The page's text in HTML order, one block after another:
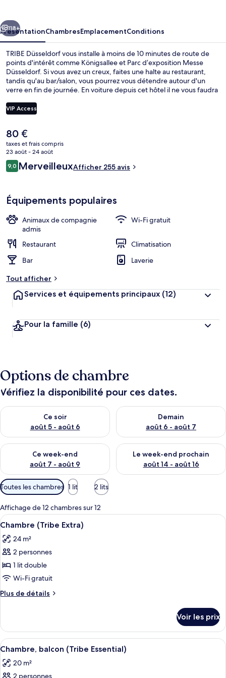
Suivant
118+
PrésentationChambresEmplacementConditions
TRIBE Düsseldorf vous installe à moins de 10 minutes de route de
points d'intérêt comme Königsallee et Parc d’exposition Messe
Düsseldorf. Si vous avez un creux, faites une halte au restaurant,
tandis qu'au bar/salon, vous pourrez vous détendre autour d'un
verre en fin de journée. En voiture depuis cet hôtel il ne vous faudra
autres voyageurs adorent le personnel attentionné. Quelques
minutes de marche seulement séparent l'hébergement des
quelques foulées et Arrêt de tram Mintropplatz se situe à 4 min à
pied.
VIP Access
Le
prix
actuel
est
de
80 €
taxes et frais compris
23 août - 24 août
Avis
voyageurs
9,09,0 sur 10
MerveilleuxAfficher 255 avis
Équipements populaires
Animaux de compagnie
admis
Wi-Fi gratuit
Restaurant
Climatisation
Bar
Laverie
Tout afficher
Services et équipements principaux (12)
Pour la famille (6)
Options de chambre
Vérifiez la disponibilité pour ces dates.
Ce soir
août 5 - août 6
Vérifier la disponibilité pour ce soir août 5 - août 6
Demain
août 6 - août 7
Vérifier la disponibilité pour
Ce week-end
août 7 - août 9
Vérifier la disponibilité pour ce week-end août 7 - août 9
Le week-end prochain
août 14 - août 16
Vérifier la disponibilité pour
Filtres
disponibles
pour
les
chambres
Toutes les chambres 1 lit 2 lits
Affichage de 12 chambres sur 12
Afficher
toutes
les
photos
pour
ce
type
de
Chambre
(Tribe
Extra)
Chambre (Tribe Extra) | Coffres-forts
16
Chambre (Tribe Extra)
24 m²
2 personnes
1 lit double
Wi-Fi gratuit
Plus de détails
Plus
le
type
de
Chambre
(Tribe
Voir les prix
Afficher
toutes
les
Chambre, balcon (Tribe Essential) |
17
Chambre, balcon (Tribe Essential)
20 m²
2 personnes